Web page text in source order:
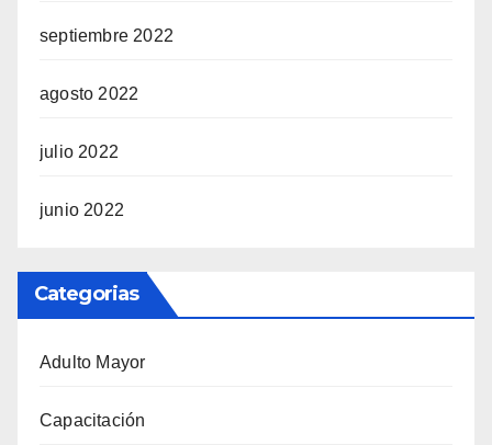
septiembre 2022
agosto 2022
julio 2022
junio 2022
Categorias
Adulto Mayor
Capacitación